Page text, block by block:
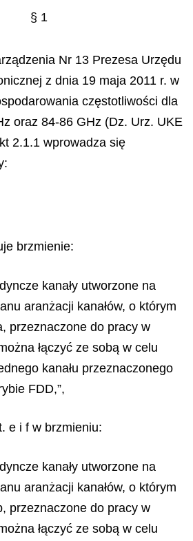
§ 1
Nr 13 Prezesa Urzędu
z dnia 19 maja 2011 r. w
częstotliwości dla
oraz 84-86 GHz (Dz. Urz. UKE
2.1.1 wprowadza się
brzmienie:
kanały utworzone na
aranżacji kanałów, o którym
przeznaczone do pracy w
łączyć ze sobą w celu
kanału przeznaczonego
FDD,”,
e i f w brzmieniu:
kanały utworzone na
aranżacji kanałów, o którym
przeznaczone do pracy w
łączyć ze sobą w celu